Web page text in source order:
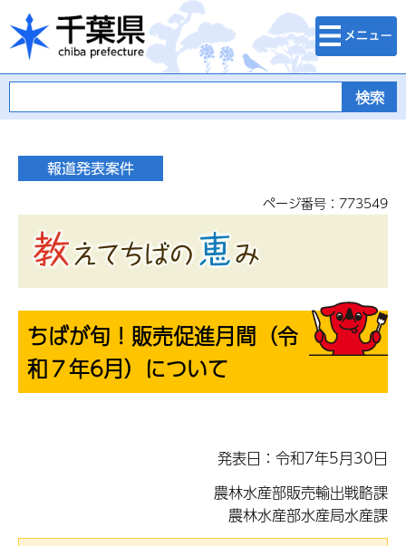
千葉県
検索・メニュ
ー
ページ番号：773549
ちばが旬！販売促進月間（令
和７年6月）について
発表日：令和7年5月30日
農林水産部販売輸出戦略課
農林水産部水産局水産課